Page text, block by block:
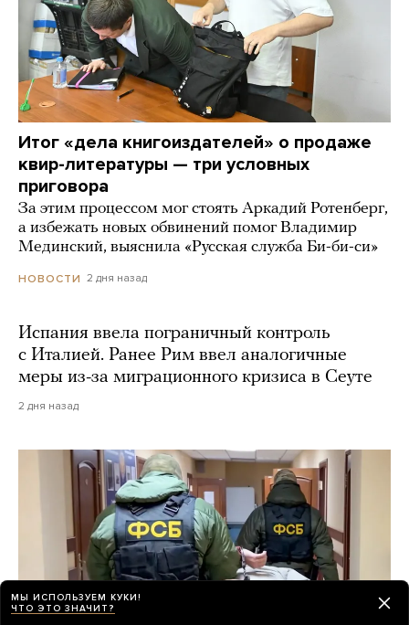
Итог «дела книгоиздателей» о продаже
квир-литературы — три условных
приговора
За этим процессом мог стоять Аркадий Ротенберг,
а избежать новых обвинений помог Владимир
Мединский, выяснила «Русская служба Би-би-си»
НОВОСТИ 2 дня назад
Испания ввела пограничный контроль
с Италией. Ранее Рим ввел аналогичные
меры из-за миграционного кризиса в Сеуте
2 дня назад
МЫ ИСПОЛЬЗУЕМ КУКИ!
ЧТО ЭТО ЗНАЧИТ?